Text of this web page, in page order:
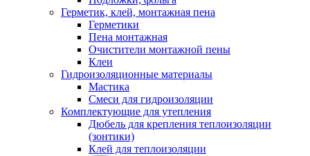
Герметик, клей, монтажная пена
Герметики
Пена монтажная
Очистители монтажной пены
Клеи
Гидроизоляционные материалы
Мастика
Смеси для гидроизоляции
Комплектующие для утепления
Дюбель для крепления теплоизоляции
(зонтики)
Клей для теплоизоляции